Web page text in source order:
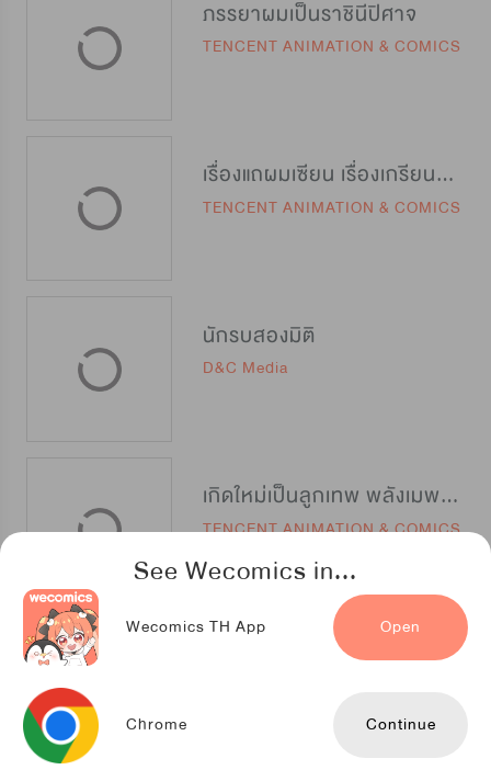
See Wecomics in...
Wecomics TH App Open
Chrome Continue
ภรรยาผมเป็นราชินีปิศาจ
TENCENT ANIMATION & COMICS
เรื่องแถผมเซียน เรื่องเกรียนผมเทพ
TENCENT ANIMATION & COMICS
นักรบสองมิติ
D&C Media
เกิดใหม่เป็นลูกเทพ พลังเมพอย่าบอกใคร
TENCENT ANIMATION & COMICS
ลุงเกรียน เซียนเทวะ